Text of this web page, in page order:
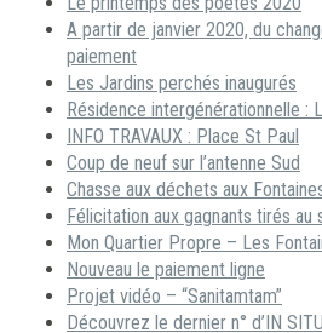
A partir de janvier 2020, du
paiement
Les Jardins perchés inaugurés
Résidence intergénérationnelle :
INFO TRAVAUX : Place St Paul
Coup de neuf sur l’antenne Sud
Chasse aux déchets aux
Félicitation aux gagnants tirés au
Mon Quartier Propre – Les
Nouveau le paiement ligne
Projet vidéo – “Sanitamtam”
Découvrez le dernier n° d’IN SITU